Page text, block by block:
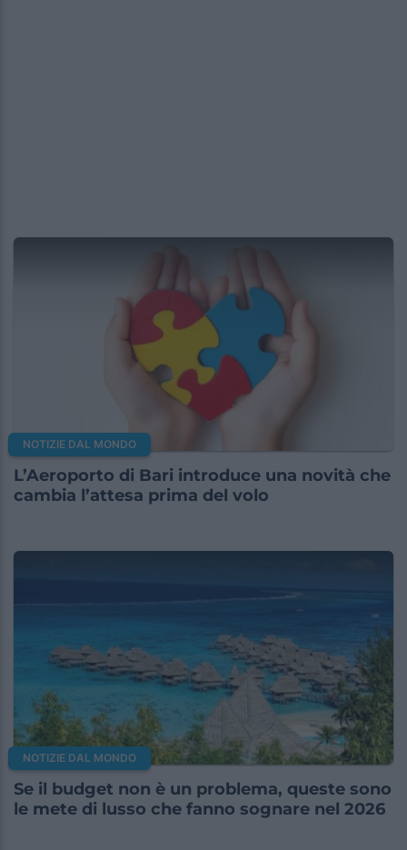
NOTIZIE DAL MONDO
L’Aeroporto di Bari introduce una novità che
cambia l’attesa prima del volo
NOTIZIE DAL MONDO
Se il budget non è un problema, queste sono
le mete di lusso che fanno sognare nel 2026